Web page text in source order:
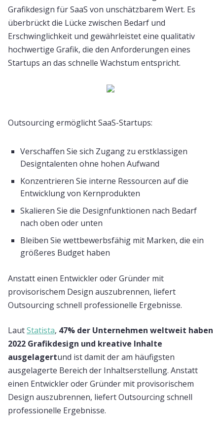
Grafikdesign für SaaS von unschätzbarem Wert. Es
überbrückt die Lücke zwischen Bedarf und
Erschwinglichkeit und gewährleistet eine qualitativ
hochwertige Grafik, die den Anforderungen eines
Startups an das schnelle Wachstum entspricht.
Outsourcing ermöglicht SaaS-Startups:
Verschaffen Sie sich Zugang zu erstklassigen
Designtalenten ohne hohen Aufwand
Konzentrieren Sie interne Ressourcen auf die
Entwicklung von Kernprodukten
Skalieren Sie die Designfunktionen nach Bedarf
nach oben oder unten
Bleiben Sie wettbewerbsfähig mit Marken, die ein
größeres Budget haben
Anstatt einen Entwickler oder Gründer mit
provisorischem Design auszubrennen, liefert
Outsourcing schnell professionelle Ergebnisse.
LautStatista, 47% der Unternehmen weltweit haben
2022 Grafikdesign und kreative Inhalte
ausgelagertund ist damit der am häufigsten
ausgelagerte Bereich der Inhaltserstellung. Anstatt
einen Entwickler oder Gründer mit provisorischem
Design auszubrennen, liefert Outsourcing schnell
professionelle Ergebnisse.